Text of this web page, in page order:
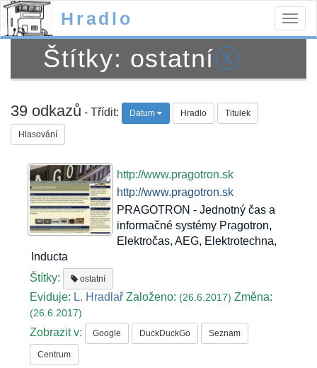
Hradlo
Štítky: ostatníⓧ
39 odkazů - Třídit: Datum Hradlo Titulek
Hlasování
http://www.pragotron.sk
http://www.pragotron.sk
PRAGOTRON - Jednotný čas a
informačné systémy Pragotron,
Elektročas, AEG, Elektrotechna,
Inducta
Štítky:
ostatní
Eviduje: L. Hradlař Založeno:(26.6.2017)Změna:
(26.6.2017)
Zobrazit v: Google DuckDuckGo Seznam
Centrum